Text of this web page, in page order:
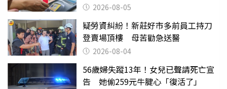
2026-08-05
疑勞資糾紛！新莊好市多前員工持刀
登賣場頂樓 母苦勸急送醫
2026-08-04
56歲婦失蹤13年！女兒已聲請死亡宣
告 她偷259元牛腱心「復活了」